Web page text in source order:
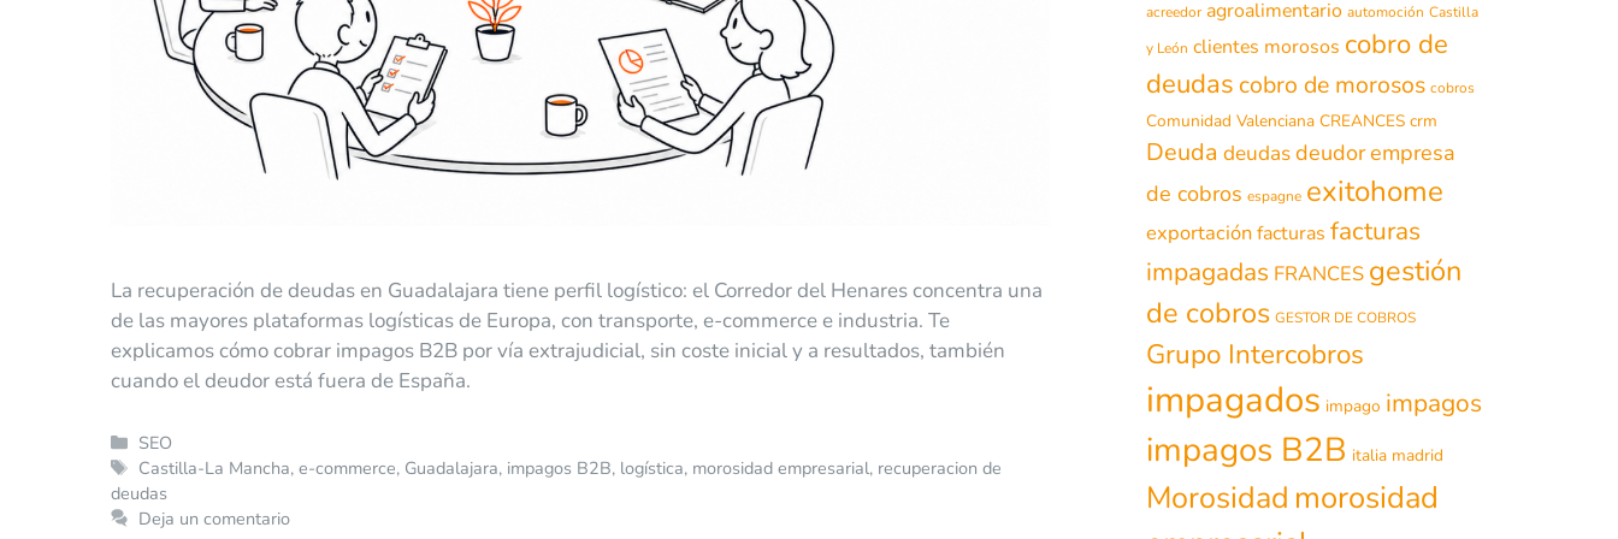
La recuperación de deudas en Guadalajara tiene perfil logístico: el Corredor del Henares concentra una
de las mayores plataformas logísticas de Europa, con transporte, e-commerce e industria. Te
explicamos cómo cobrar impagos B2B por vía extrajudicial, sin coste inicial y a resultados, también
cuando el deudor está fuera de España.
SEO
Castilla-La Mancha,e-commerce, Guadalajara, impagos B2B, logística, morosidad empresarial, recuperacion de
deudas
Deja un comentario
acreedor agroalimentario automoción Castilla
y León clientes morosos cobro de
deudas cobro de morosos cobros
Comunidad Valenciana CREANCES crm
Deuda deudasdeudorempresa
de cobros espagne exitohome
exportaciónfacturas facturas
impagadas FRANCES gestión
de cobros GESTOR DE COBROS
Grupo Intercobros
impagados impago impagos
impagos B2B italia madrid
Morosidad morosidad